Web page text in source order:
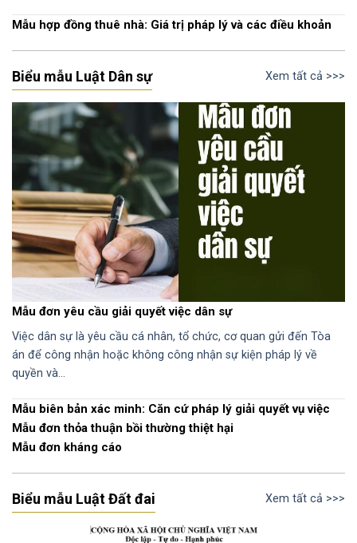
Mẫu hợp đồng thuê nhà: Giá trị pháp lý và các điều khoản
Biểu mẫu Luật Dân sự Xem tất cả >>>
Mẫu đơn yêu cầu giải quyết việc dân sự
Việc dân sự là yêu cầu cá nhân, tổ chức, cơ quan gửi đến Tòa
án để công nhận hoặc không công nhận sự kiện pháp lý về
quyền và…
Mẫu biên bản xác minh: Căn cứ pháp lý giải quyết vụ việc
Mẫu đơn thỏa thuận bồi thường thiệt hại
Mẫu đơn kháng cáo
Biểu mẫu Luật Đất đai Xem tất cả >>>